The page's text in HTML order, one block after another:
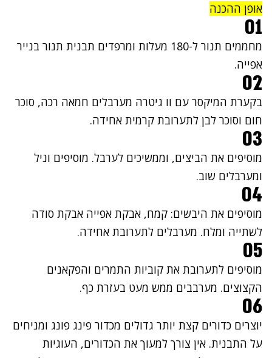
אופן ההכנה
01
מחממים תנור ל-180 מעלות ומרפדים תבנית תנור בנייר
אפייה.
02
בקערת המיקסר עם וו גיטרה מערבלים חמאה רכה, סוכר
חום וסוכר לבן לתערובת קרמית אחידה.
03
מוסיפים את הביצים, וממשיכים לערבל. מוסיפים וניל
ומערבלים שוב.
04
מוסיפים את היבשים: קמח, אבקת אפייה אבקת סודה
לשתייה ומלח. מערבלים לתערובת אחידה.
05
מוסיפים לתערובת את קוביות התמרים והפקאנים
הקצוצים. מערבבים ממש מעט בעזרת כף.
06
יוצרים כדורים קצת יותר גדולים מכדור פינג פונג ומניחים
על התבנית. אין צורך למעוך את הכדורים, העוגיות